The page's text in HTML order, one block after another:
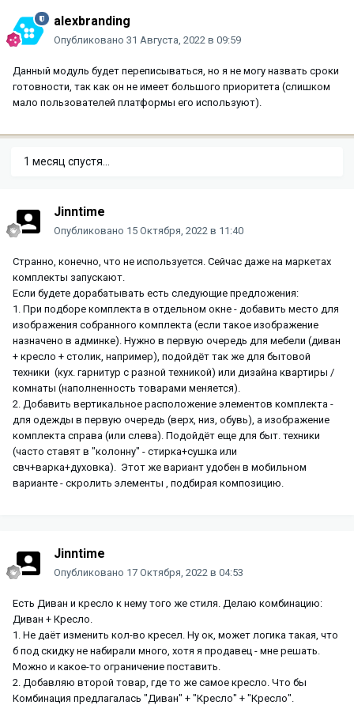
alexbranding
Опубликовано 31 Августа, 2022 в 09:59
Данный модуль будет переписываться, но я не могу назвать сроки
готовности, так как он не имеет большого приоритета (слишком
мало пользователей платформы его используют).
1 месяц спустя...
Jinntime
Опубликовано 15 Октября, 2022 в 11:40
Странно, конечно, что не используется. Сейчас даже на маркетах
комплекты запускают.
Если будете дорабатывать есть следующие предложения:
1. При подборе комплекта в отдельном окне - добавить место для
изображения собранного комплекта (если такое изображение
назначено в админке). Нужно в первую очередь для мебели (диван
+ кресло + столик, например), подойдёт так же для бытовой
техники (кух. гарнитур с разной техникой) или дизайна квартиры /
комнаты (наполненность товарами меняется).
2. Добавить вертикальное расположение элементов комплекта -
для одежды в первую очередь (верх, низ, обувь), а изображение
комплекта справа (или слева). Подойдёт еще для быт. техники
(часто ставят в "колонну" - стирка+сушка или
свч+варка+духовка). Этот же вариант удобен в мобильном
варианте - скролить элементы , подбирая композицию.
Jinntime
Опубликовано 17 Октября, 2022 в 04:53
Есть Диван и кресло к нему того же стиля. Делаю комбинацию:
Диван + Кресло.
1. Не даёт изменить кол-во кресел. Ну ок, может логика такая, что
б под скидку не набирали много, хотя я продавец - мне решать.
Можно и какое-то ограничение поставить.
2. Добавляю второй товар, где то же самое кресло. Что бы
Комбинация предлагалась "Диван" + "Кресло" + "Кресло".